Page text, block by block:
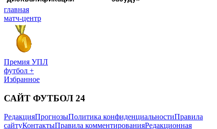
главная
матч-центр
Премия УПЛ
футбол +
Избранное
САЙТ ФУТБОЛ 24
РедакцияПрогнозыПолитика конфиденциальностиПравила
сайтуКонтактыПравила комментированияРедакционная